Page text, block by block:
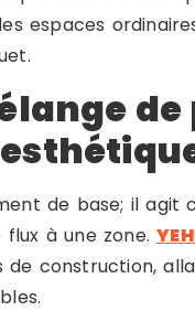
espaces
de
de base; il agit
à une zone.
de construction,